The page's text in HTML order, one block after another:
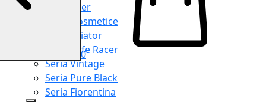
Organiser
Truse cosmetice
Seria Aviator
Seria Cafe Racer
Seria Vintage
Seria Pure Black
Seria Fiorentina
0